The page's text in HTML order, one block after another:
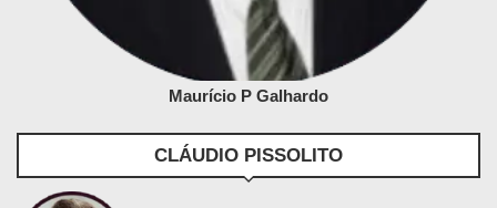
Maurício P Galhardo
CLÁUDIO PISSOLITO